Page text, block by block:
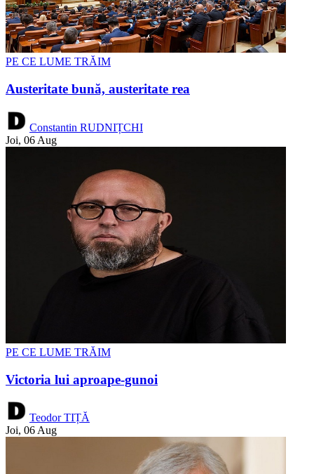
PE CE LUME TRĂIM
Austeritate bună, austeritate rea
Constantin RUDNIȚCHI
Joi, 06 Aug
PE CE LUME TRĂIM
Victoria lui aproape-gunoi
Teodor TIȚĂ
Joi, 06 Aug